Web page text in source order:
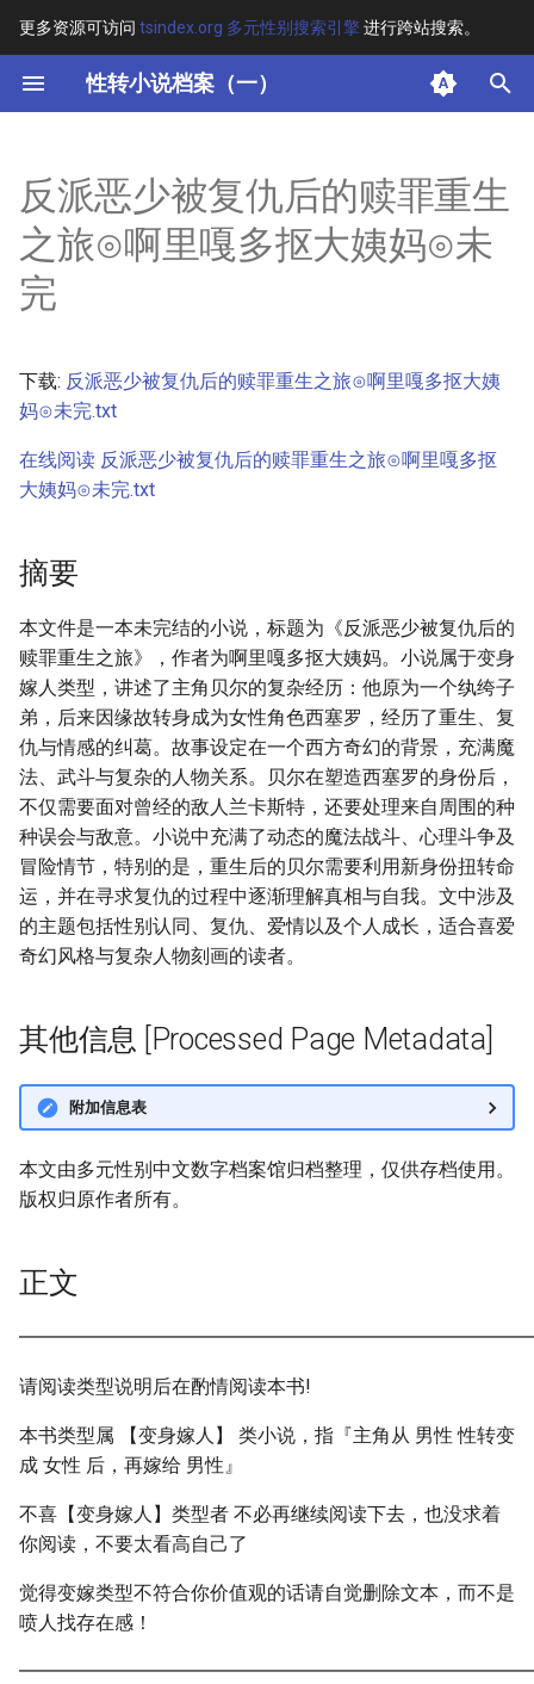
更多资源可访问 tsindex.org 多元性别搜索引擎进行跨站搜索。
性转小说档案（一）
键
开
始
搜
其他信息 [Processed Page
Metadata]
正文
反派恶少被复仇后的赎罪重生
之旅⊙啊里嘎多抠大姨妈⊙未
完
下载: 反派恶少被复仇后的赎罪重生之旅⊙啊里嘎多抠大姨
妈⊙未完.txt
在线阅读 反派恶少被复仇后的赎罪重生之旅⊙啊里嘎多抠
大姨妈⊙未完.txt
摘要
本文件是一本未完结的小说，标题为《反派恶少被复仇后的
赎罪重生之旅》，作者为啊里嘎多抠大姨妈。小说属于变身
嫁人类型，讲述了主角贝尔的复杂经历：他原为一个纨绔子
弟，后来因缘故转身成为女性角色西塞罗，经历了重生、复
仇与情感的纠葛。故事设定在一个西方奇幻的背景，充满魔
法、武斗与复杂的人物关系。贝尔在塑造西塞罗的身份后，
不仅需要面对曾经的敌人兰卡斯特，还要处理来自周围的种
种误会与敌意。小说中充满了动态的魔法战斗、心理斗争及
冒险情节，特别的是，重生后的贝尔需要利用新身份扭转命
运，并在寻求复仇的过程中逐渐理解真相与自我。文中涉及
的主题包括性别认同、复仇、爱情以及个人成长，适合喜爱
奇幻风格与复杂人物刻画的读者。
其他信息 [Processed Page Metadata]
附加信息表
本文由多元性别中文数字档案馆归档整理，仅供存档使用。
版权归原作者所有。
正文
请阅读类型说明后在酌情阅读本书!
本书类型属 【变身嫁人】 类小说，指『主角从 男性 性转变
成 女性 后，再嫁给 男性』
不喜【变身嫁人】类型者 不必再继续阅读下去，也没求着
你阅读，不要太看高自己了
觉得变嫁类型不符合你价值观的话请自觉删除文本，而不是
喷人找存在感！